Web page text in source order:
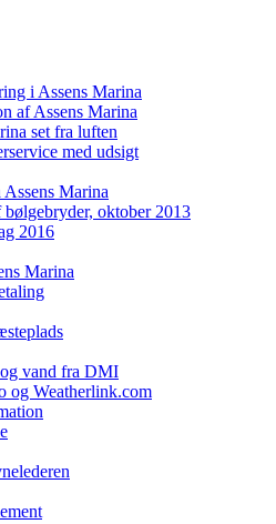
i Assens Marina
af Assens Marina
set fra luften
med udsigt
Marina
oktober 2013
2016
Marina
vand fra DMI
og Weatherlink.com